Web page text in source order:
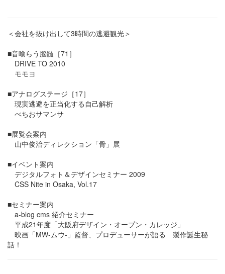
＜会社を抜け出して3時間の逃避観光＞
■音喰らう脳髄［71］
DRIVE TO 2010
モモヨ
■アナログステージ［17］
現実逃避を正当化する自己解析
べちおサマンサ
■展覧会案内
山中俊治ディレクション「骨」展
■イベント案内
デジタルフォト＆デザインセミナー 2009
CSS Nite in Osaka, Vol.17
■セミナー案内
a-blog cms 紹介セミナー
平成21年度「大阪府デザイン・オープン・カレッジ」
映画「MW-ムウ-」監督、プロデューサーが語る 製作誕生秘
話！